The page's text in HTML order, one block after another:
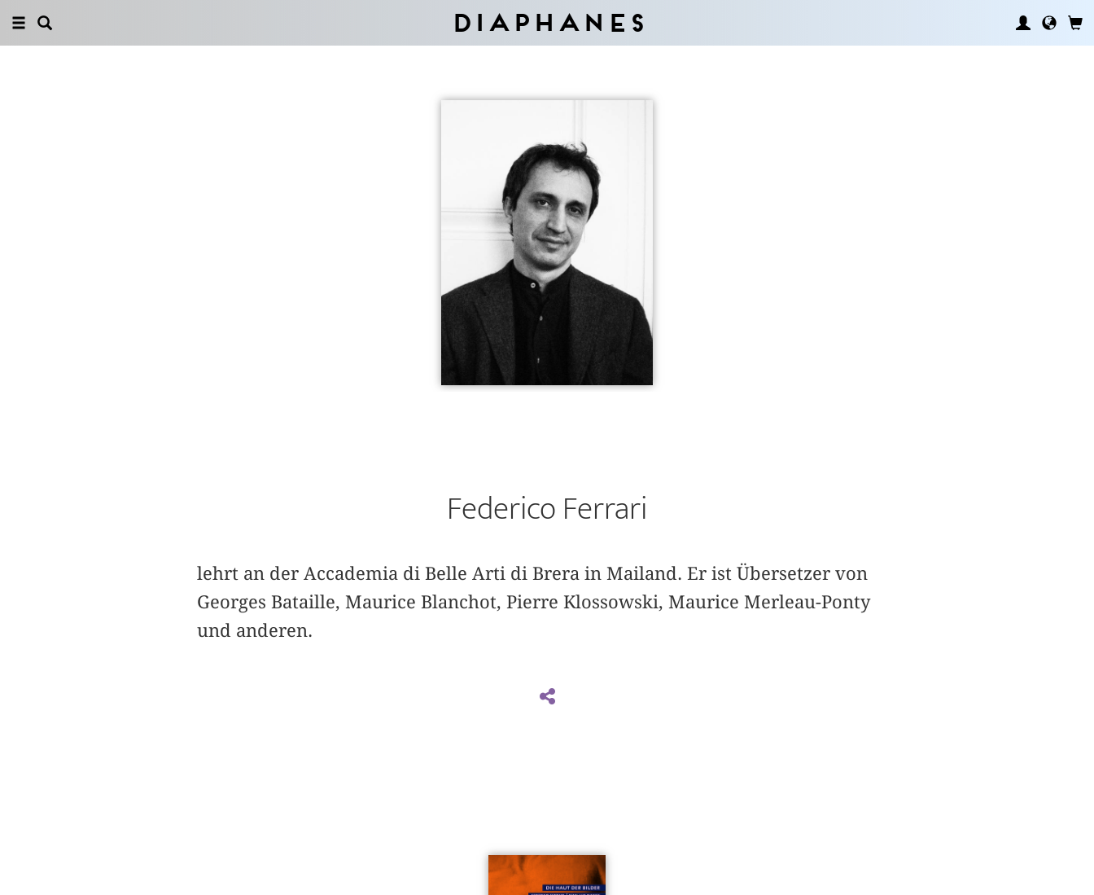
Diaphanes
Federico Ferrari
lehrt an der Accademia di Belle Arti di Brera in Mailand. Er ist Übersetzer von
Georges Bataille, Maurice Blanchot, Pierre Klossowski, Maurice Merleau-Ponty
und anderen.